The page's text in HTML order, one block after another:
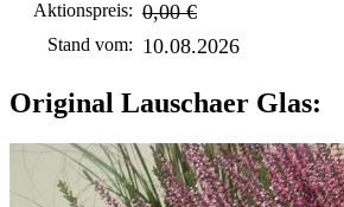
Aktionspreis: 0,00 €
Stand vom: 10.08.2026
Original Lauschaer Glas: